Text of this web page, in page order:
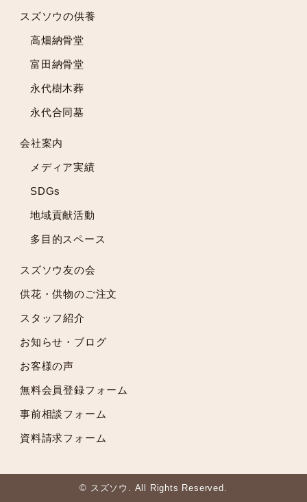
2022年8月
2022年7月
2022年6月
2022年3月
2021年12月
2021年11月
2021年10月
2021年8月
2021年7月
2021年5月
2021年4月
2021年3月
2020年12月
2020年11月
2020年10月
スズソウの供養
高畑納骨堂
富田納骨堂
永代樹木葬
永代合同墓
会社案内
メディア実績
SDGs
地域貢献活動
多目的スペース
スズソウ友の会
供花・供物のご注文
スタッフ紹介
お知らせ・ブログ
お客様の声
無料会員登録フォーム
事前相談フォーム
資料請求フォーム
© スズソウ. All Rights Reserved.